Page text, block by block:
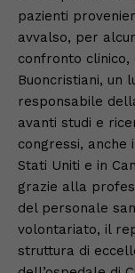
pazienti
avvalso, per
confronto
Buoncristiani, un
responsabile
avanti studi e
congressi, anche
Stati Uniti e in
grazie alla
del personale
volontariato, il
struttura di